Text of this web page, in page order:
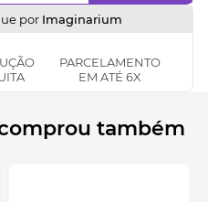
por Imaginarium
PARCELAMENTO
EM ATÉ 6X
também